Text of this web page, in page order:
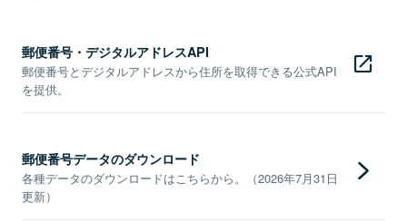
郵便番号・デジタルアドレスAPI
郵便番号とデジタルアドレスから住所を取得できる公式API
を提供。
郵便番号データのダウンロード
各種データのダウンロードはこちらから。（2026年7月31日
更新）